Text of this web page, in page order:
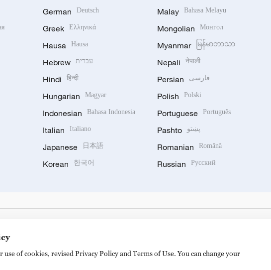
German Deutsch
Greek Ελληνικά
Hausa Hausa
Hebrew עברית
Hindi हिन्दी
Hungarian Magyar
Indonesian Bahasa Indonesia
Italian Italiano
Japanese 日本語
Korean 한국어
Malay Bahasa Melayu
Mongolian Монгол
Myanmar မြန်မာဘာသာ
Nepali नेपाली
Persian فارسی
Polish Polski
Portuguese Português
Pashto پښتو
Romanian Română
Russian Русский
of cookies, revised Privacy Policy and Terms of Use. You can change your